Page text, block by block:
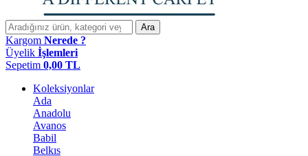
Ara
Kargom Nerede ?
Üyelik İşlemleri
Sepetim 0,00 TL
Koleksiyonlar
Ada
Anadolu
Avanos
Babil
Belkıs